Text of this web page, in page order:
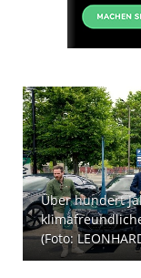
Über hundert
(Foto: